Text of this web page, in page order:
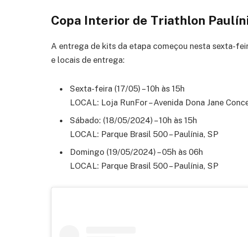
Copa Interior de Triathlon
A entrega de kits da etapa começou nesta sexta-
e locais de entrega:
Sexta-feira (17/05) – 10h às 15h
LOCAL: Loja RunFor – Avenida Dona Jane
Sábado: (18/05/2024) – 10h às 15h
LOCAL: Parque Brasil 500 – Paulínia, SP
Domingo (19/05/2024) – 05h às 06h
LOCAL: Parque Brasil 500 – Paulínia, SP